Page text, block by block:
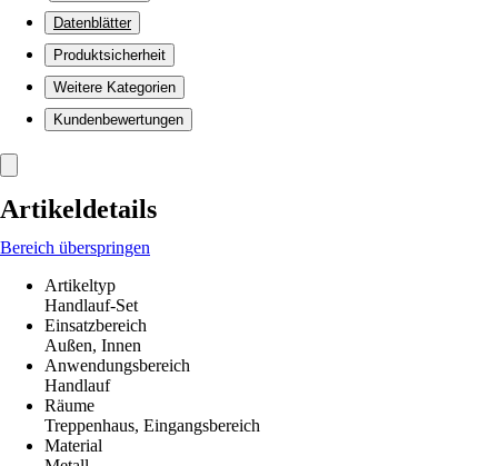
Datenblätter
Produktsicherheit
Weitere Kategorien
Kundenbewertungen
Artikeldetails
Bereich überspringen
Artikeltyp
Handlauf-Set
Einsatzbereich
Außen, Innen
Anwendungsbereich
Handlauf
Räume
Treppenhaus, Eingangsbereich
Material